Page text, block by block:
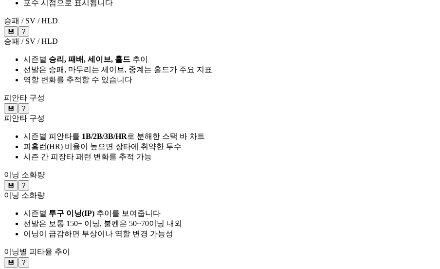
포수 시점으로 표시됩니다
승패 / SV / HLD
💾 ?
승패 / SV / HLD
시즌별 승리, 패배, 세이브, 홀드 추이
선발은 승패, 마무리는 세이브, 중계는 홀드가 주요 지표
역할 변화를 추적할 수 있습니다
피안타 구성
💾 ?
피안타 구성
시즌별 피안타를 1B/2B/3B/HR로 분해한 스택 바 차트
피홈런(HR) 비율이 높으면 장타에 취약한 투수
시즌 간 피장타 패턴 변화를 추적 가능
이닝 소화량
💾 ?
이닝 소화량
시즌별 투구 이닝(IP) 추이를 보여줍니다
선발은 보통 150+ 이닝, 불펜은 50~70이닝 내외
이닝이 급감하면 부상이나 역할 변경 가능성
이닝별 피타율 추이
💾 ?